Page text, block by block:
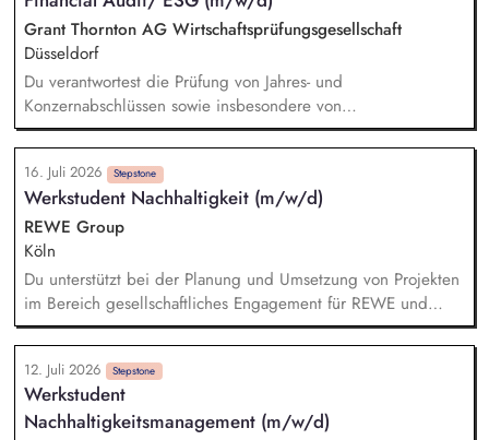
die Erstellung von Präsentationen, Projektdokumentationen
und Analysen sowie durch die Vorbereitung und Begleitung
interner Termine).
Grant Thornton AG Wirtschaftsprüfungsgesellschaft
Düsseldorf
Du verantwortest die Prüfung von Jahres- und
Konzernabschlüssen sowie insbesondere von
Nachhaltigkeitsberichten. Du berätst und betreust unsere
vielfältige, international ausgerichtete Mandantschaft bei der
Implementierung von Prozessen und der Erstellung von
Nachhaltigkeitsberichten. Du verantwortest prüfungsnahe
Beratungsprojekte mit dem Schwerpunkt Nachhaltigkeit. Du
bringst Dein Fachwissen in nationalen und internationalen
(GT-)Gremien ein.
16. Juli 2026 Stepstone
Werkstudent Nachhaltigkeit (m/w/d)
REWE Group
Köln
Du unterstützt bei der Planung und Umsetzung von Projekten
im Bereich gesellschaftliches Engagement für REWE und
Penny sowie bei Klima- und Innovationsthemen. Du arbeitest
aktiv bei der internen und externen Kommunikation zu
unseren Projekten mit. Du erstellst Analysen, Präsentationen
und Entscheidungsvorlagen und bringst deine Ideen in die
Weiterentwicklung unserer Nachhaltigkeitsaktivitäten ein. Du
12. Juli 2026 Stepstone
Werkstudent
Nachhaltigkeitsmanagement (m/w/d)